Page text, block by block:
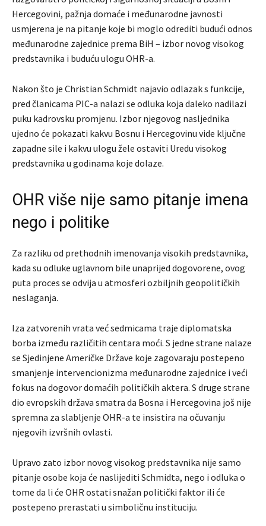
Hercegovini, pažnja domaće i međunarodne javnosti
usmjerena je na pitanje koje bi moglo odrediti budući odnos
međunarodne zajednice prema BiH – izbor novog visokog
predstavnika i buduću ulogu OHR-a.
Nakon što je Christian Schmidt najavio odlazak s funkcije,
pred članicama PIC-a nalazi se odluka koja daleko nadilazi
puku kadrovsku promjenu. Izbor njegovog nasljednika
ujedno će pokazati kakvu Bosnu i Hercegovinu vide ključne
zapadne sile i kakvu ulogu žele ostaviti Uredu visokog
predstavnika u godinama koje dolaze.
OHR više nije samo pitanje imena
nego i politike
Za razliku od prethodnih imenovanja visokih predstavnika,
kada su odluke uglavnom bile unaprijed dogovorene, ovog
puta proces se odvija u atmosferi ozbiljnih geopolitičkih
neslaganja.
Iza zatvorenih vrata već sedmicama traje diplomatska
borba između različitih centara moći. S jedne strane nalaze
se Sjedinjene Američke Države koje zagovaraju postepeno
smanjenje intervencionizma međunarodne zajednice i veći
fokus na dogovor domaćih političkih aktera. S druge strane
dio evropskih država smatra da Bosna i Hercegovina još nije
spremna za slabljenje OHR-a te insistira na očuvanju
njegovih izvršnih ovlasti.
Upravo zato izbor novog visokog predstavnika nije samo
pitanje osobe koja će naslijediti Schmidta, nego i odluka o
tome da li će OHR ostati snažan politički faktor ili će
postepeno prerastati u simboličnu instituciju.